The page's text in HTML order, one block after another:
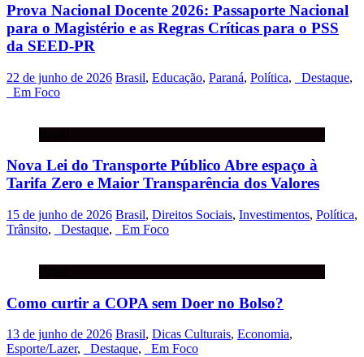
Prova Nacional Docente 2026: Passaporte Nacional
para o Magistério e as Regras Críticas para o PSS
da SEED-PR
22 de junho de 2026 Brasil, Educação, Paraná, Política, _Destaque,
_Em Foco
Nova Lei do Transporte Público Abre espaço à
Tarifa Zero e Maior Transparência dos Valores
15 de junho de 2026 Brasil, Direitos Sociais, Investimentos, Política,
Trânsito, _Destaque, _Em Foco
Como curtir a COPA sem Doer no Bolso?
13 de junho de 2026 Brasil, Dicas Culturais, Economia,
Esporte/Lazer, _Destaque, _Em Foco